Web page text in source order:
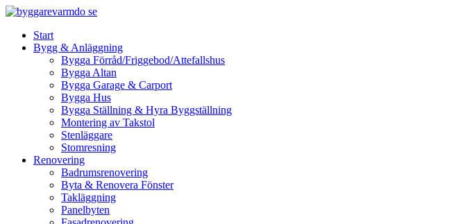
Skip
contentStart
Bygg & Anläggning
Bygga Förråd/Friggebod/Attefallshus
Bygga Altan
Bygga Garage & Carport
Bygga Hus
Bygga Ställning & Hyra Byggställning
Montering av Takstol
Stenläggare
Stomresning
Renovering
Badrumsrenovering
Byta & Renovera Fönster
Takläggning
Panelbyten